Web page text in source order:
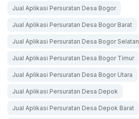
Jual Aplikasi Persuratan Desa Bogor
Jual Aplikasi Persuratan Desa Bogor Barat
Jual Aplikasi Persuratan Desa Bogor Selatan
Jual Aplikasi Persuratan Desa Bogor Timur
Jual Aplikasi Persuratan Desa Bogor Utara
Jual Aplikasi Persuratan Desa Depok
Jual Aplikasi Persuratan Desa Depok Barat